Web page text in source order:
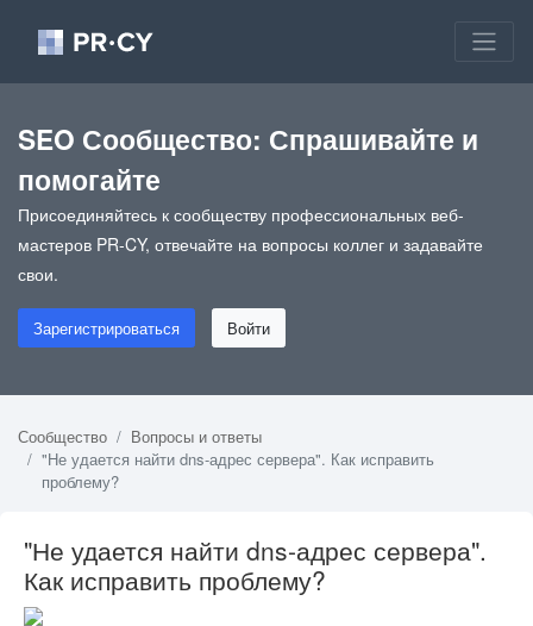
SEO Сообщество: Спрашивайте и
помогайте
Присоединяйтесь к сообществу профессиональных веб-
мастеров PR-CY, отвечайте на вопросы коллег и задавайте
свои.
Зарегистрироваться Войти
Сообщество
Вопросы и ответы
"Не удается найти dns-адрес сервера". Как исправить
проблему?
"Не удается найти dns-адрес сервера".
Как исправить проблему?